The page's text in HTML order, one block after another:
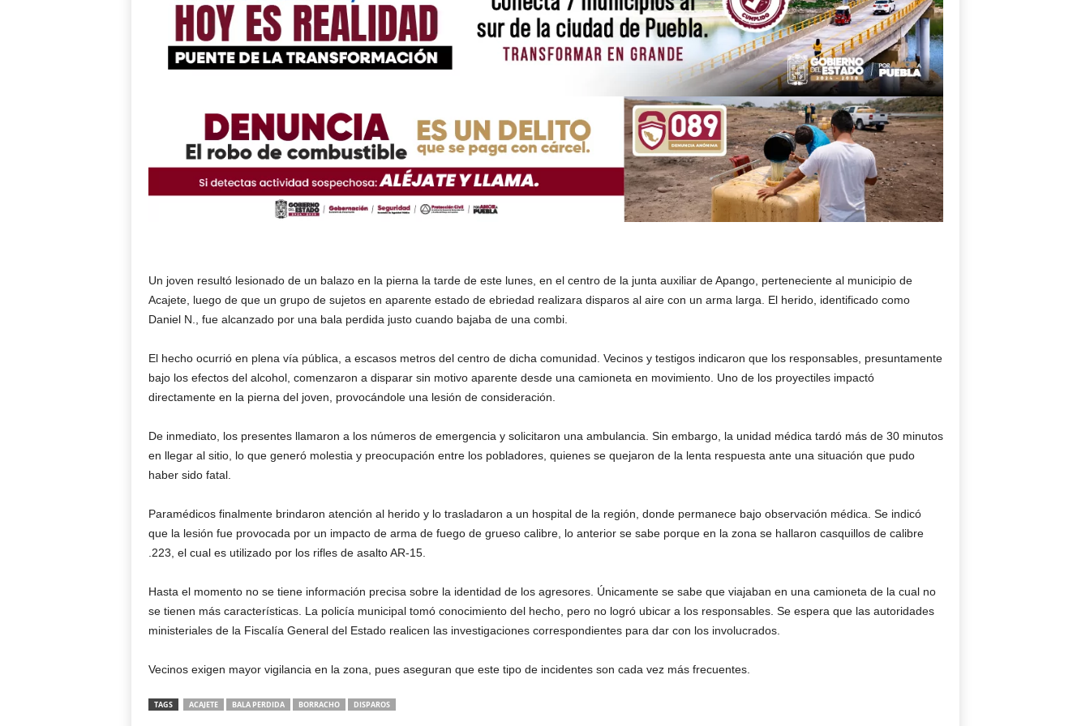
Un joven resultó lesionado de un balazo en la pierna la tarde de este lunes, en el centro de la junta auxiliar de Apango, perteneciente al municipio de
Acajete, luego de que un grupo de sujetos en aparente estado de ebriedad realizara disparos al aire con un arma larga. El herido, identificado como
Daniel N., fue alcanzado por una bala perdida justo cuando bajaba de una combi.
El hecho ocurrió en plena vía pública, a escasos metros del centro de dicha comunidad. Vecinos y testigos indicaron que los responsables, presuntamente
bajo los efectos del alcohol, comenzaron a disparar sin motivo aparente desde una camioneta en movimiento. Uno de los proyectiles impactó
directamente en la pierna del joven, provocándole una lesión de consideración.
De inmediato, los presentes llamaron a los números de emergencia y solicitaron una ambulancia. Sin embargo, la unidad médica tardó más de 30 minutos
en llegar al sitio, lo que generó molestia y preocupación entre los pobladores, quienes se quejaron de la lenta respuesta ante una situación que pudo
haber sido fatal.
Paramédicos finalmente brindaron atención al herido y lo trasladaron a un hospital de la región, donde permanece bajo observación médica. Se indicó
que la lesión fue provocada por un impacto de arma de fuego de grueso calibre, lo anterior se sabe porque en la zona se hallaron casquillos de calibre
.223, el cual es utilizado por los rifles de asalto AR-15.
Hasta el momento no se tiene información precisa sobre la identidad de los agresores. Únicamente se sabe que viajaban en una camioneta de la cual no
se tienen más características. La policía municipal tomó conocimiento del hecho, pero no logró ubicar a los responsables. Se espera que las autoridades
ministeriales de la Fiscalía General del Estado realicen las investigaciones correspondientes para dar con los involucrados.
Vecinos exigen mayor vigilancia en la zona, pues aseguran que este tipo de incidentes son cada vez más frecuentes.
TAGS ACAJETE BALA PERDIDA BORRACHO DISPAROS